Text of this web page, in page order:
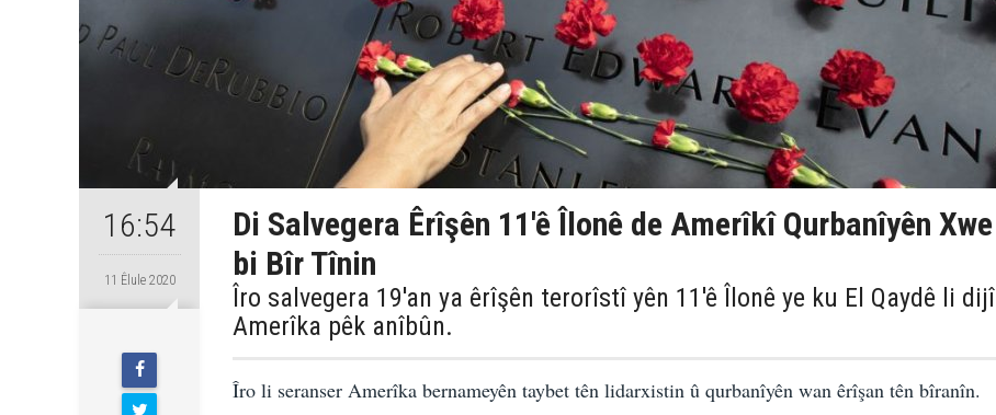
16:54
11 Êlule 2020
Di Salvegera Êrîşên 11'ê Îlonê de Amerîkî Qurbanîyên Xwe
bi Bîr Tînin
Îro salvegera 19'an ya êrîşên terorîstî yên 11'ê Îlonê ye ku El Qaydê li dijî
Amerîka pêk anîbûn.
Îro li seranser Amerîka bernameyên taybet tên lidarxistin û qurbanîyên wan êrîşan tên bîranîn.